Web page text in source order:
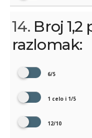
14. Broj
razlomak:
6/5
1 celo i 1/5
12/10